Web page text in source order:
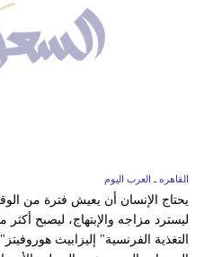
القاهره ـ العرب اليوم
يحتاج الإنسان أن يعيش فترة من
ليسترد مزاجه والإبتهاج، ليصبح أكثر
التغذية الفرنسية" إليزابيث